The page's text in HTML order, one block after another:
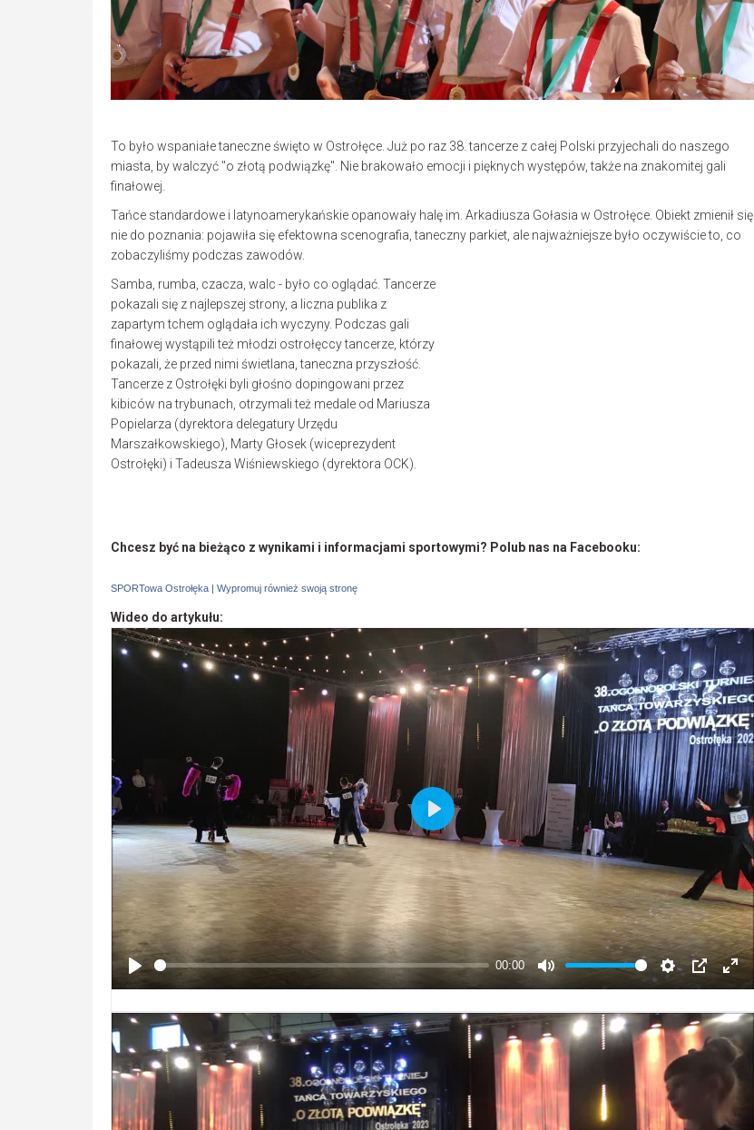
To było wspaniałe taneczne święto w Ostrołęce. Już po raz 38. tancerze z całej Polski przyjechali do naszego
miasta, by walczyć "o złotą podwiązkę". Nie brakowało emocji i pięknych występów, także na znakomitej gali
finałowej.
Tańce standardowe i latynoamerykańskie opanowały halę im. Arkadiusza Gołasia w Ostrołęce. Obiekt zmienił się
nie do poznania: pojawiła się efektowna scenografia, taneczny parkiet, ale najważniejsze było oczywiście to, co
zobaczyliśmy podczas zawodów.
Samba, rumba, czacza, walc - było co oglądać. Tancerze
pokazali się z najlepszej strony, a liczna publika z
zapartym tchem oglądała ich wyczyny. Podczas gali
finałowej wystąpili też młodzi ostrołęccy tancerze, którzy
pokazali, że przed nimi świetlana, taneczna przyszłość.
Tancerze z Ostrołęki byli głośno dopingowani przez
kibiców na trybunach, otrzymali też medale od Mariusza
Popielarza (dyrektora delegatury Urzędu
Marszałkowskiego), Marty Głosek (wiceprezydent
Ostrołęki) i Tadeusza Wiśniewskiego (dyrektora OCK).
Chcesz być na bieżąco z wynikami i informacjami sportowymi? Polub nas na Facebooku:
SPORTowa Ostrołęka | Wypromuj również swoją stronę
Wideo do artykułu: